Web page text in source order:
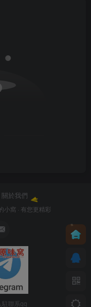
關於我們
小窩 · 有您更精彩
駐聯系qq